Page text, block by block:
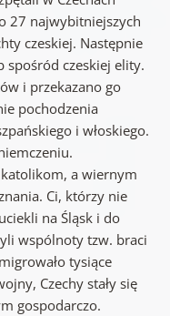
27 najwybitniejszych
czeskiej. Następnie
spośród czeskiej elity.
i przekazano go
pochodzenia
i włoskiego.
katolikom, a wiernym
Ci, którzy nie
na Śląsk i do
wspólnoty tzw. braci
tysiące
Czechy stały się
gospodarczo.